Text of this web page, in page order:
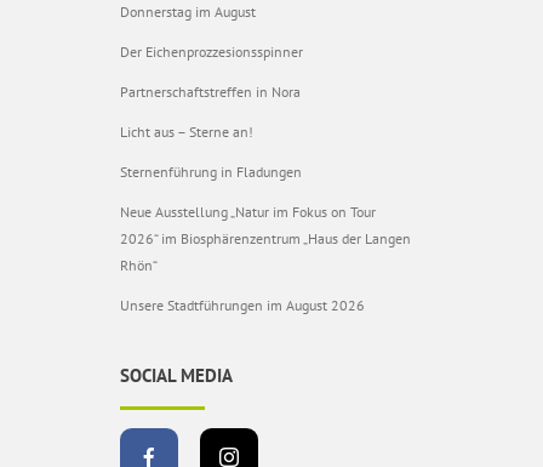
Donnerstag im August
Der Eichenprozzesionsspinner
Partnerschaftstreffen in Nora
Licht aus – Sterne an!
Sternenführung in Fladungen
Neue Ausstellung „Natur im Fokus on Tour
2026“ im Biosphärenzentrum „Haus der Langen
Rhön“
Unsere Stadtführungen im August 2026
SOCIAL MEDIA